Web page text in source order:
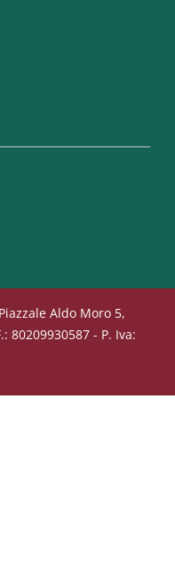
Aldo Moro 5,
80209930587 - P. Iva: